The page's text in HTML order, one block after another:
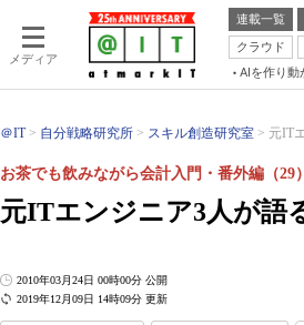
メディア
連載一覧
クラウド
AIを作り動
＠IT 自分戦略研究所 スキル創造研究室 元IT
元ITエンジニア3人が語
お茶でも飲みながら会計入門・番外編（29）
2019年12月09日 14時09分 更新
2010年03月24日 00時00分 公開